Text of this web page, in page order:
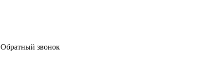
Обратный звонок